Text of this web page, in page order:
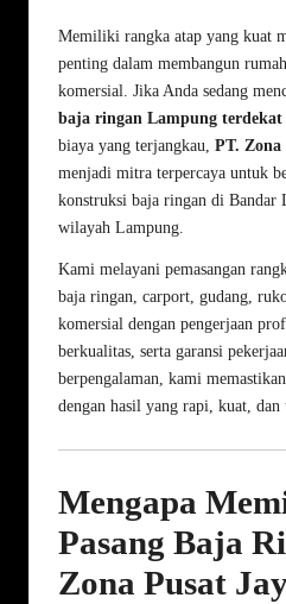
Memiliki rangka atap yang kuat
penting dalam membangun
komersial. Jika Anda sedang
baja ringan Lampung terdekat
biaya yang terjangkau, PT. Zona
menjadi mitra terpercaya untuk
konstruksi baja ringan di Bandar
wilayah Lampung.
Kami melayani pemasangan
baja ringan, carport, gudang,
komersial dengan pengerjaan
berkualitas, serta garansi
berpengalaman, kami
dengan hasil yang rapi, kuat, dan
Mengapa
Pasang Baja
Zona Pusat